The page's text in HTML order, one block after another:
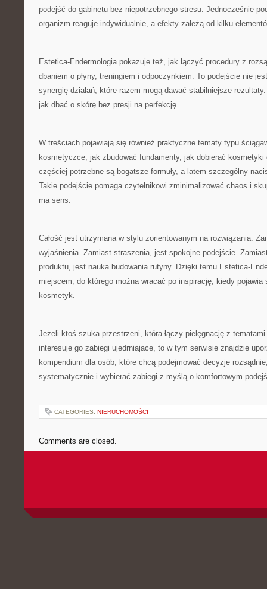
podejść do gabinetu bez niepotrzebnego stresu. Jednocześnie
organizm reaguje indywidualnie, a efekty zależą od kilku
Estetica-Endermologia pokazuje też, jak łączyć procedury z
dbaniem o płyny, treningiem i odpoczynkiem. To podejście nie
synergię działań, które razem mogą dawać stabilniejsze
jak dbać o skórę bez presji na perfekcję.
W treściach pojawiają się również praktyczne tematy typu
kosmetyczce, jak zbudować fundamenty, jak dobierać
częściej potrzebne są bogatsze formuły, a latem szczególny
Takie podejście pomaga czytelnikowi zminimalizować chaos i
ma sens.
Całość jest utrzymana w stylu zorientowanym na rozwiązania.
wyjaśnienia. Zamiast straszenia, jest spokojne podejście.
produktu, jest nauka budowania rutyny. Dzięki temu Estetica-
miejscem, do którego można wracać po inspirację, kiedy pojawia
kosmetyk.
Jeżeli ktoś szuka przestrzeni, która łączy pielęgnację z
interesuje go zabiegi ujędrniające, to w tym serwisie znajdzie
kompendium dla osób, które chcą podejmować decyzje
systematycznie i wybierać zabiegi z myślą o komfortowym
CATEGORIES: NIERUCHOMOŚCI
Comments are closed.